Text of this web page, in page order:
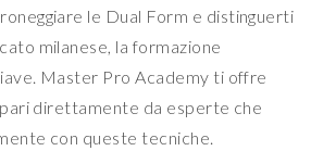
le Dual Form e distinguerti
milanese, la formazione
Master Pro Academy ti offre
direttamente da esperte che
con queste tecniche.